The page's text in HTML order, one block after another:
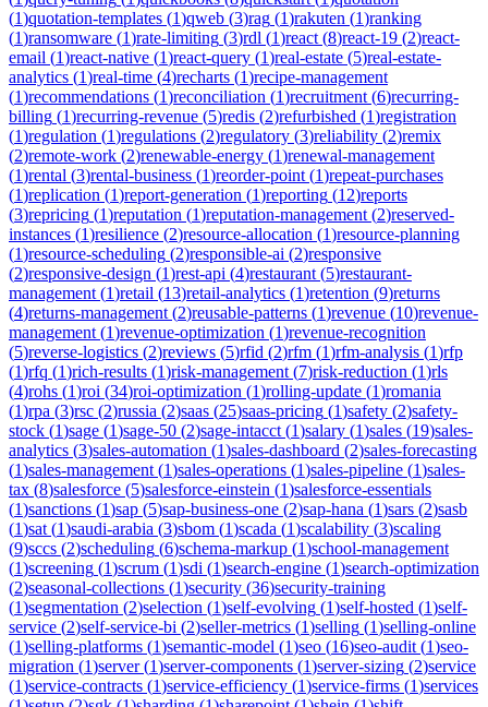
(1)quotation-templates (1)qweb (3)rag (1)rakuten (1)ranking
(1)ransomware (1)rate-limiting (3)rdl (1)react (8)react-19 (2)react-
email (1)react-native (1)react-query (1)real-estate (5)real-estate-
analytics (1)real-time (4)recharts (1)recipe-management
(1)recommendations (1)reconciliation (1)recruitment (6)recurring-
billing (1)recurring-revenue (5)redis (2)refurbished (1)registration
(1)regulation (1)regulations (2)regulatory (3)reliability (2)remix
(2)remote-work (2)renewable-energy (1)renewal-management
(1)rental (3)rental-business (1)reorder-point (1)repeat-purchases
(1)replication (1)report-generation (1)reporting (12)reports
(3)repricing (1)reputation (1)reputation-management (2)reserved-
instances (1)resilience (2)resource-allocation (1)resource-planning
(1)resource-scheduling (2)responsible-ai (2)responsive
(2)responsive-design (1)rest-api (4)restaurant (5)restaurant-
management (1)retail (13)retail-analytics (1)retention (9)returns
(4)returns-management (2)reusable-patterns (1)revenue (10)revenue-
management (1)revenue-optimization (1)revenue-recognition
(5)reverse-logistics (2)reviews (5)rfid (2)rfm (1)rfm-analysis (1)rfp
(1)rfq (1)rich-results (1)risk-management (7)risk-reduction (1)rls
(4)rohs (1)roi (34)roi-optimization (1)rolling-update (1)romania
(1)rpa (3)rsc (2)russia (2)saas (25)saas-pricing (1)safety (2)safety-
stock (1)sage (1)sage-50 (2)sage-intacct (1)salary (1)sales (19)sales-
analytics (3)sales-automation (1)sales-dashboard (2)sales-forecasting
(1)sales-management (1)sales-operations (1)sales-pipeline (1)sales-
tax (8)salesforce (5)salesforce-einstein (1)salesforce-essentials
(1)sanctions (1)sap (5)sap-business-one (2)sap-hana (1)sars (2)sasb
(1)sat (1)saudi-arabia (3)sbom (1)scada (1)scalability (3)scaling
(9)sccs (2)scheduling (6)schema-markup (1)school-management
(1)screening (1)scrum (1)sdi (1)search-engine (1)search-optimization
(2)seasonal-collections (1)security (36)security-training
(1)segmentation (2)selection (1)self-evolving (1)self-hosted (1)self-
service (2)self-service-bi (2)seller-metrics (1)selling (1)selling-online
(1)selling-platforms (1)semantic-model (1)seo (16)seo-audit (1)seo-
migration (1)server(1)server-components (1)server-sizing (2)service
(1)service-contracts (1)service-efficiency (1)service-firms (1)services